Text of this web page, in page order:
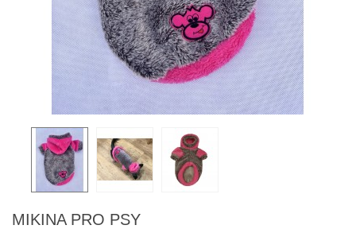
MIKINA PRO PSY